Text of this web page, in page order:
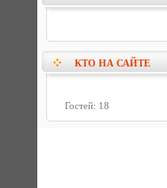
КТО НА САЙТЕ
Гостей: 18